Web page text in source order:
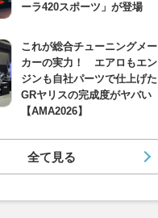
ーラ420スポーツ」が登場
これが総合チューニングメー
カーの実力！ エアロもエン
ジンも自社パーツで仕上げた
GRヤリスの完成度がヤバい
【AMA2026】
全て見る